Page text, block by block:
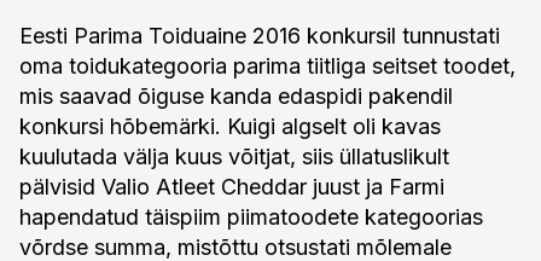
Eesti Parima Toiduaine 2016 konkursil tunnustati
oma toidukategooria parima tiitliga seitset toodet,
mis saavad õiguse kanda edaspidi pakendil
konkursi hõbemärki. Kuigi algselt oli kavas
kuulutada välja kuus võitjat, siis üllatuslikult
pälvisid Valio Atleet Cheddar juust ja Farmi
hapendatud täispiim piimatoodete kategoorias
võrdse summa, mistõttu otsustati mõlemale